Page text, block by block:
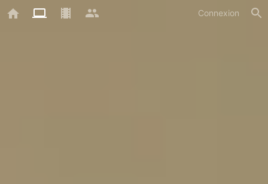
Connexion